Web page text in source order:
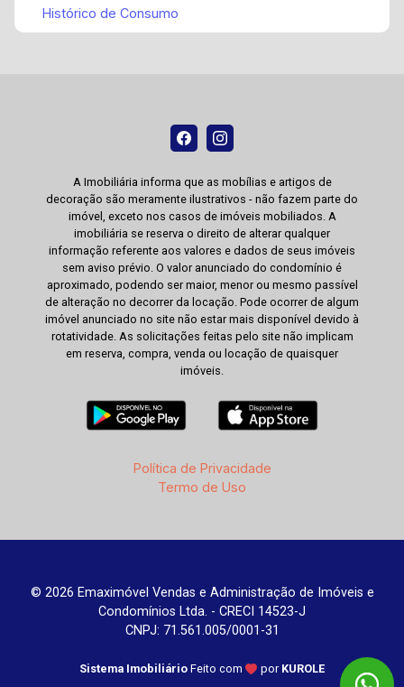
Histórico de Consumo
A Imobiliária informa que as mobílias e artigos de
decoração são meramente ilustrativos - não fazem parte do
imóvel, exceto nos casos de imóveis mobiliados. A
imobiliária se reserva o direito de alterar qualquer
informação referente aos valores e dados de seus imóveis
sem aviso prévio. O valor anunciado do condomínio é
aproximado, podendo ser maior, menor ou mesmo passível
de alteração no decorrer da locação. Pode ocorrer de algum
imóvel anunciado no site não estar mais disponível devido à
rotatividade. As solicitações feitas pelo site não implicam
em reserva, compra, venda ou locação de quaisquer
imóveis.
Política de Privacidade
Termo de Uso
© 2026 Emaximóvel Vendas e Administração de Imóveis e
Condomínios Ltda. - CRECI 14523-J
CNPJ: 71.561.005/0001-31
Sistema Imobiliário Feito com por KUROLE